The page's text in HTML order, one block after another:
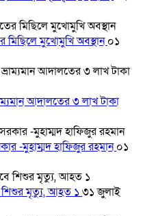
মিছিলে মুখোমুখি অবস্থান০১
আদালতের ৩ লাখ টাকা
-মুহাম্মদ হাফিজুর রহমান০১
শিশুর মৃত্যু, আহত ১ ৩১ জুলাই